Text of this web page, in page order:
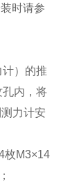
时请参
）的推
内，将
力计安
枚M3×14